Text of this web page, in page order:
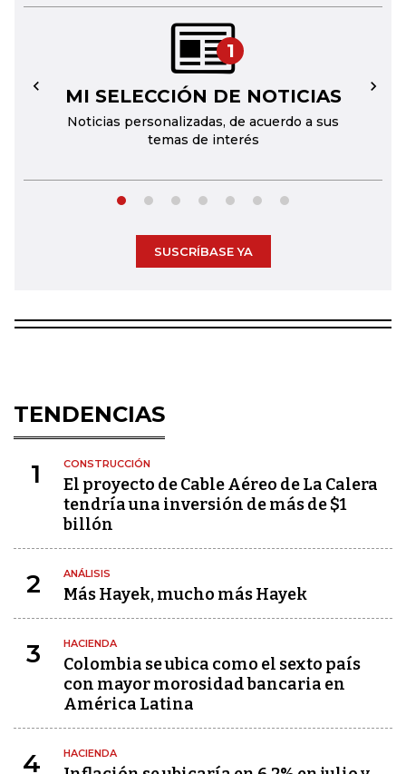
1
MI SELECCIÓN DE NOTICIAS
Noticias personalizadas, de acuerdo a sus
temas de interés
← →
SUSCRÍBASE YA
TENDENCIAS
1 CONSTRUCCIÓN
El proyecto de Cable Aéreo de La Calera
tendría una inversión de más de $1
billón
2 ANÁLISIS
Más Hayek, mucho más Hayek
3 HACIENDA
Colombia se ubica como el sexto país
con mayor morosidad bancaria en
América Latina
4 HACIENDA